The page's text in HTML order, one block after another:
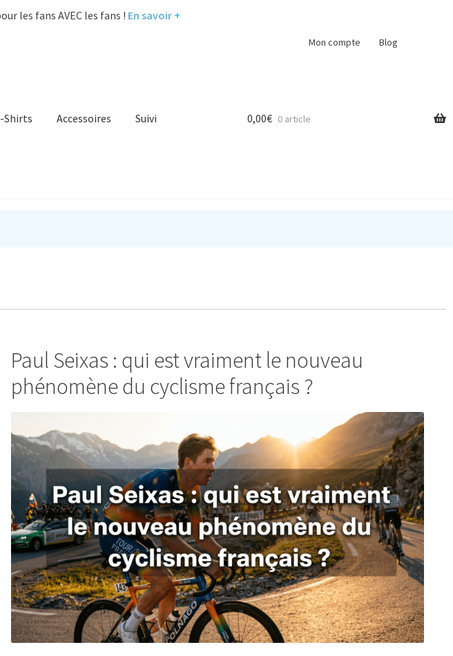
les fans AVEC les fans ! En savoir +
Mon compte Blog
Shirts Accessoires Suivi 0,00€ 0 article
Paul Seixas : qui est vraiment le nouveau
phénomène du cyclisme français ?